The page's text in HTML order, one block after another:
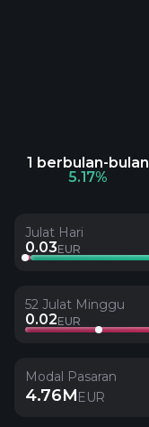
1 berbulan-bulan
5.17%
Julat Hari
0.03EUR
52 Julat Minggu
0.02EUR
Modal Pasaran
4.76MEUR